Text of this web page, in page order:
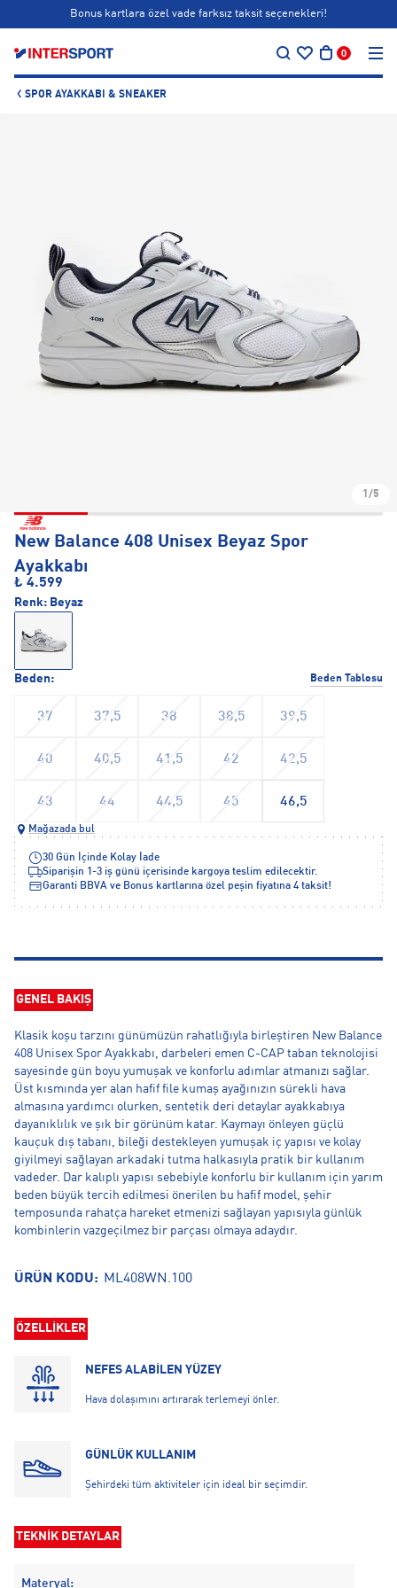
Bonus kartlara özel vade farksız taksit seçenekleri!
0
SPOR AYAKKABI & SNEAKER
1/5
New Balance 408 Unisex Beyaz Spor
Ayakkabı
₺ 4.599
Beden: Beden Tablosu
37 37,5 38 38,5 39,5
40 40,5 41,5 42 42,5
43 44 44,5 45 46,5
Renk: Beyaz
Mağazada bul
30 Gün İçinde Kolay İade
Siparişin 1-3 iş günü içerisinde kargoya teslim edilecektir.
Garanti BBVA ve Bonus kartlarına özel peşin fiyatına 4 taksit!
GENEL BAKIŞ
Klasik koşu tarzını günümüzün rahatlığıyla birleştiren New Balance
408 Unisex Spor Ayakkabı, darbeleri emen C-CAP taban teknolojisi
sayesinde gün boyu yumuşak ve konforlu adımlar atmanızı sağlar.
Üst kısmında yer alan hafif file kumaş ayağınızın sürekli hava
almasına yardımcı olurken, sentetik deri detaylar ayakkabıya
dayanıklılık ve şık bir görünüm katar. Kaymayı önleyen güçlü
kauçuk dış tabanı, bileği destekleyen yumuşak iç yapısı ve kolay
giyilmeyi sağlayan arkadaki tutma halkasıyla pratik bir kullanım
vadeder. Dar kalıplı yapısı sebebiyle konforlu bir kullanım için yarım
beden büyük tercih edilmesi önerilen bu hafif model, şehir
temposunda rahatça hareket etmenizi sağlayan yapısıyla günlük
kombinlerin vazgeçilmez bir parçası olmaya adaydır.
ÜRÜN KODU: ML408WN.100
ÖZELLİKLER
NEFES ALABİLEN YÜZEY
Hava dolaşımını artırarak terlemeyi önler.
GÜNLÜK KULLANIM
Şehirdeki tüm aktiviteler için ideal bir seçimdir.
TEKNİK DETAYLAR
Materyal: